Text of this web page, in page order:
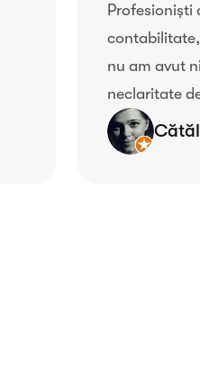
Profesioniști
nu am avut
neclaritate
să îi urmez și
Mulțumesc